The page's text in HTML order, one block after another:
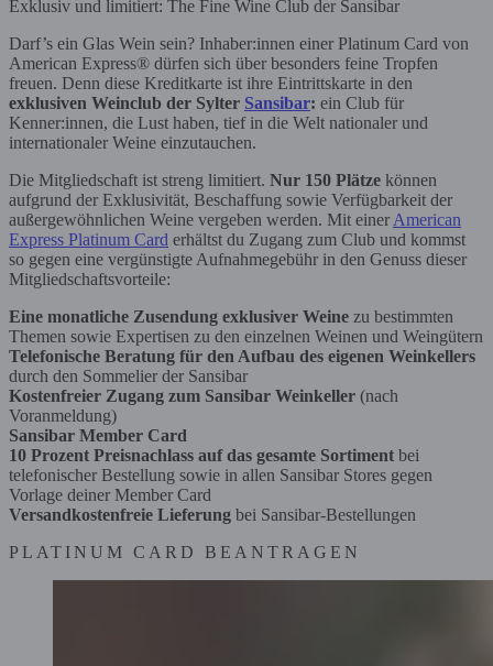
Exklusiv und limitiert: The Fine Wine Club der Sansibar
Darf’s ein Glas Wein sein? Inhaber:innen einer Platinum Card von
American Express® dürfen sich über besonders feine Tropfen
freuen. Denn diese Kreditkarte ist ihre Eintrittskarte in den
exklusiven Weinclub der Sylter Sansibar: ein Club für
Kenner:innen, die Lust haben, tief in die Welt nationaler und
internationaler Weine einzutauchen.
Die Mitgliedschaft ist streng limitiert. Nur 150 Plätze können
aufgrund der Exklusivität, Beschaffung sowie Verfügbarkeit der
außergewöhnlichen Weine vergeben werden. Mit einer American
Express Platinum Card erhältst du Zugang zum Club und kommst
so gegen eine vergünstigte Aufnahmegebühr in den Genuss dieser
Mitgliedschaftsvorteile:
Eine monatliche Zusendung exklusiver Weine zu bestimmten
Themen sowie Expertisen zu den einzelnen Weinen und Weingütern
Telefonische Beratung für den Aufbau des eigenen Weinkellers
durch den Sommelier der Sansibar
Kostenfreier Zugang zum Sansibar Weinkeller (nach
Voranmeldung)
Sansibar Member Card
10 Prozent Preisnachlass auf das gesamte Sortiment bei
telefonischer Bestellung sowie in allen Sansibar Stores gegen
Vorlage deiner Member Card
Versandkostenfreie Lieferung bei Sansibar-Bestellungen
PLATINUM CARD BEANTRAGEN